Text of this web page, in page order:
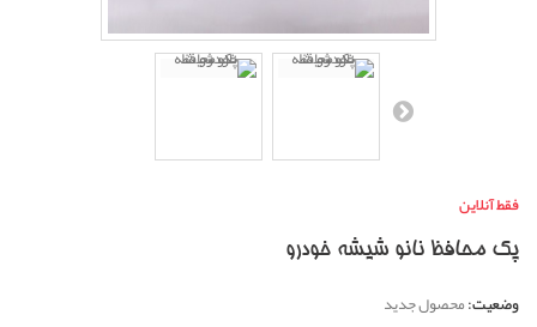
فقط آنلاین
پک محافظ نانو شیشه خودرو
وضعیت:محصول جدید